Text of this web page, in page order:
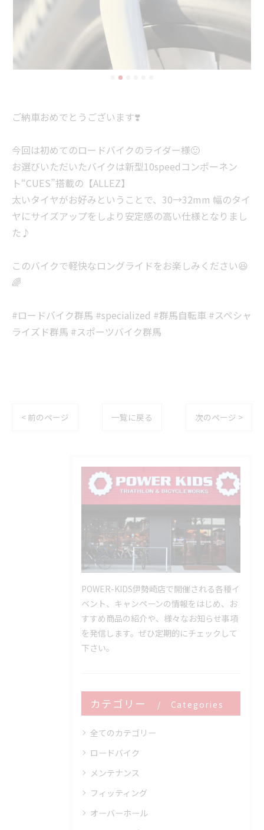
ご納車おめでとうございます❣️
今回は初めてのロードバイクのライダー様🙂
お選びいただいたバイクは新型10speedコンポーネン
ト“CUES”搭載の【ALLEZ】
太いタイヤがお好みということで、30→32mm 幅のタイ
ヤにサイズアップをしより安定感の高い仕様となりまし
た♪
このバイクで軽快なロングライドをお楽しみください😆
🌈
#ロードバイク群馬 #specialized #群馬自転車 #スペシャ
ライズド群馬 #スポーツバイク群馬
< 前のページ 一覧に戻る 次のページ >
POWER-KIDS伊勢崎店で開催される各種イ
ベント、キャンペーンの情報をはじめ、お
すすめ商品の紹介や、様々なお知らせ事項
を発信します。ぜひ定期的にチェックして
下さい。
カテゴリー Categories
全てのカテゴリー
ロードバイク
メンテナンス
フィッティング
オーバーホール